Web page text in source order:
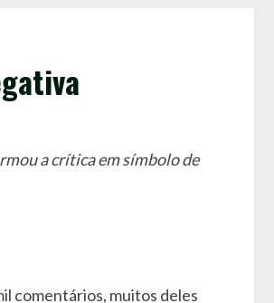
a crítica em símbolo de
comentários, muitos deles